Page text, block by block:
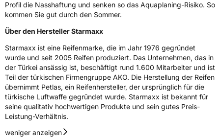
ZustandNeureifen
Verstärkt XL
EU Label
EffizienzD
Profil die Nasshaftung und senken so das Aquaplaning-Risiko. So
kommen Sie gut durch den Sommer.
Über den Hersteller Starmaxx
Starmaxx ist eine Reifenmarke, die im Jahr 1976 gegründet
wurde und seit 2005 Reifen produziert. Das Unternehmen, das in
der Türkei ansässig ist, beschäftigt rund 1.600 Mitarbeiter und ist
Teil der türkischen Firmengruppe AKO. Die Herstellung der Reifen
übernimmt Petlas, ein Reifenhersteller, der ursprünglich für die
türkische Luftwaffe gegründet wurde. Starmaxx ist bekannt für
seine qualitativ hochwertigen Produkte und sein gutes Preis-
Leistung-Verhältnis.
weniger anzeigen